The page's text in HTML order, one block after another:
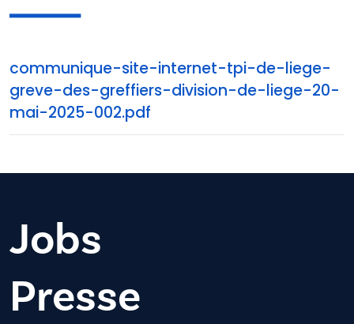
communique-site-internet-tpi-de-liege-
greve-des-greffiers-division-de-liege-20-
mai-2025-002.pdf
Jobs
Presse